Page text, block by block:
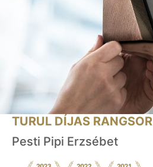
TURUL DÍJAS RANGSOR
Pesti Pipi Erzsébet